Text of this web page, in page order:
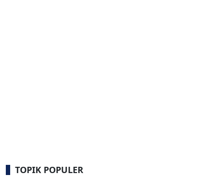
TOPIK POPULER